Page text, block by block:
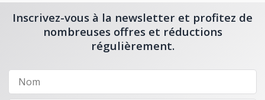
Inscrivez-vous à la newsletter et profitez de
nombreuses offres et réductions
régulièrement.